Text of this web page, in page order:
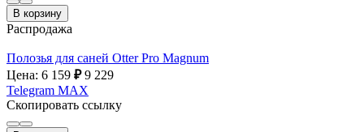
В корзину
Распродажа
Полозья для саней Otter Pro Magnum
Цена: 6 159 ₽ 9 229
Telegram MAX
Скопировать ссылку